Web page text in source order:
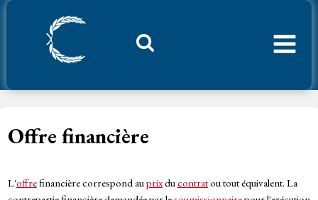
Aller
Offre financière
L'offrefinancière correspond au prixdu contratou tout équivalent. La